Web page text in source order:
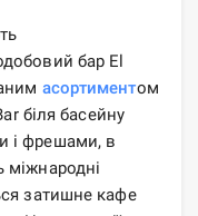
бар El
асортиментом
біля басейну
і фрешами, в
міжнародні
затишне кафе